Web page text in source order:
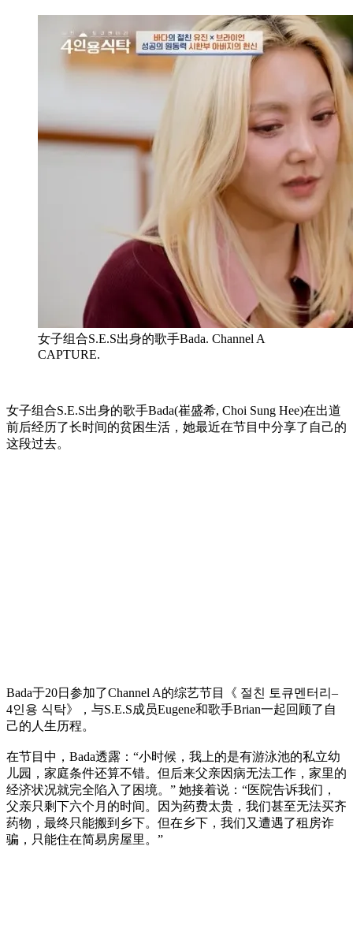
女子组合S.E.S出身的歌手Bada. Channel A
CAPTURE.
女子组合S.E.S出身的歌手Bada(崔盛希, Choi Sung Hee)在出道
前后经历了长时间的贫困生活，她最近在节目中分享了自己的
这段过去。
Bada于20日参加了Channel A的综艺节目《 절친 토큐멘터리–
4인용 식탁》，与S.E.S成员Eugene和歌手Brian一起回顾了自
己的人生历程。
在节目中，Bada透露：“小时候，我上的是有游泳池的私立幼
儿园，家庭条件还算不错。但后来父亲因病无法工作，家里的
经济状况就完全陷入了困境。” 她接着说：“医院告诉我们，
父亲只剩下六个月的时间。因为药费太贵，我们甚至无法买齐
药物，最终只能搬到乡下。但在乡下，我们又遭遇了租房诈
骗，只能住在简易房屋里。”